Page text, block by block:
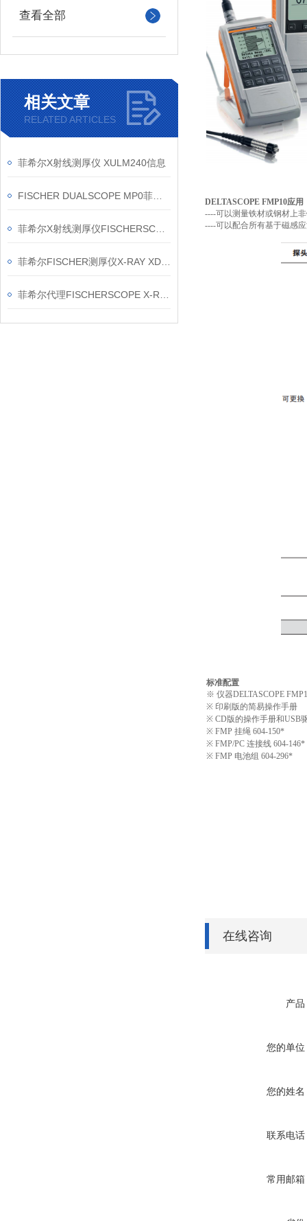
查看全部
相关文章
RELATED ARTICLES
菲希尔X射线测厚仪 XULM240信息
DELTASCOPE FMP10应用
----可以测量铁材或钢材上
----可以配合所有基于磁感
标准配置
※ 仪器DELTASCOPE
※ 印刷版的简易操作手册
※ CD版的操作手册和USB
※ FMP 挂绳 604-150*
※ FMP/PC 连接线 604-146*
※ FMP 电池组 604-296*
在线咨询
产品
您的单位
您的姓名
联系电话
常用邮箱